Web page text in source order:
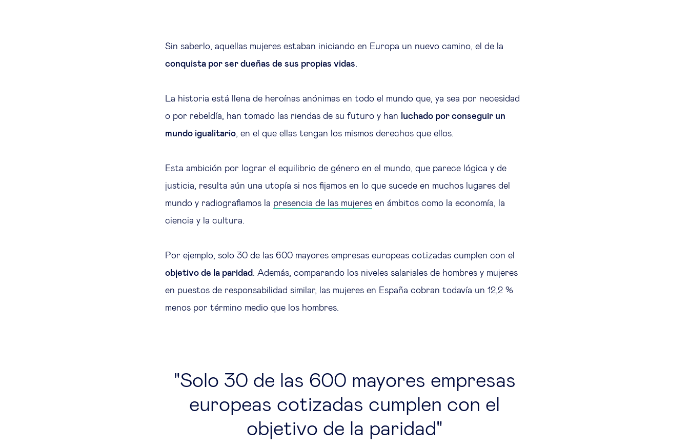
Sin saberlo, aquellas mujeres estaban iniciando en Europa un nuevo camino, el de la
conquista por ser dueñas de sus propias vidas.
La historia está llena de heroínas anónimas en todo el mundo que, ya sea por necesidad
o por rebeldía, han tomado las riendas de su futuro y han
luchado por conseguir un
mundo igualitario, en el que ellas tengan los mismos derechos que ellos.
Esta ambición por lograr el equilibrio de género en el mundo, que parece lógica y de
justicia, resulta aún una utopía si nos fijamos en lo que sucede en muchos lugares del
mundo y radiografiamos la presencia de las mujeres en ámbitos como la economía, la
ciencia y la cultura.
Por ejemplo, solo 30 de las 600 mayores empresas europeas cotizadas cumplen con el
objetivo de la paridad. Además, comparando los niveles salariales de hombres y mujeres
en puestos de responsabilidad similar, las mujeres en España cobran todavía un 12,2 %
menos por término medio que los hombres.
Solo 30 de las 600 mayores empresas
europeas cotizadas cumplen con el
objetivo de la paridad